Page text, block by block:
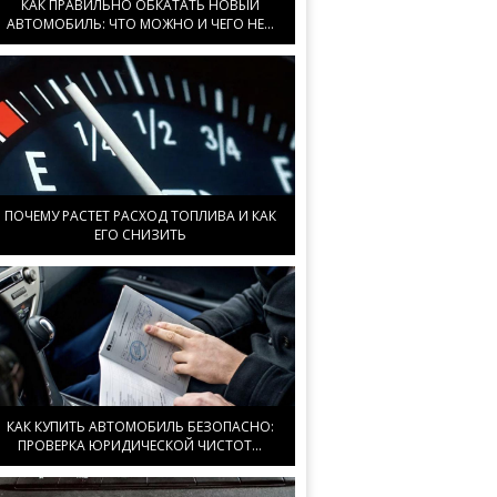
КАК ПРАВИЛЬНО ОБКАТАТЬ НОВЫЙ
АВТОМОБИЛЬ: ЧТО МОЖНО И ЧЕГО НЕ...
ПОЧЕМУ РАСТЕТ РАСХОД ТОПЛИВА И КАК
ЕГО СНИЗИТЬ
КАК КУПИТЬ АВТОМОБИЛЬ БЕЗОПАСНО:
ПРОВЕРКА ЮРИДИЧЕСКОЙ ЧИСТОТ...